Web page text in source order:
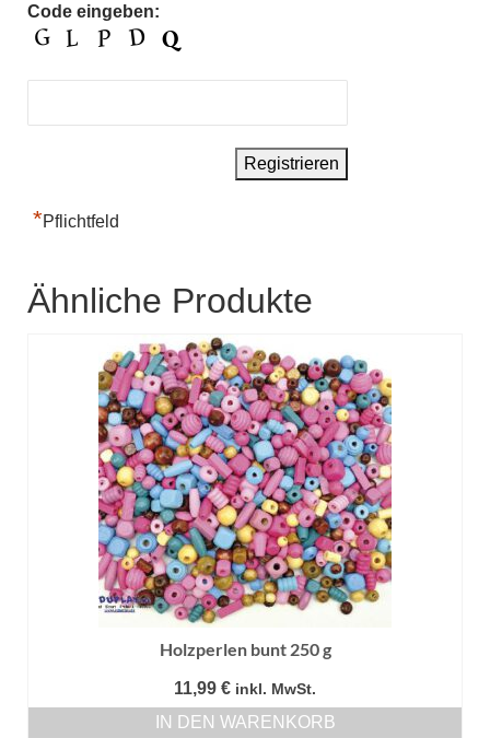
Code eingeben:
*Pflichtfeld
Ähnliche Produkte
Holzperlen bunt 250 g
11,99 € inkl. MwSt.
IN DEN WARENKORB